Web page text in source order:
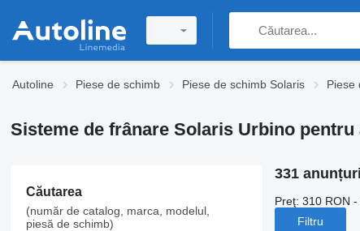
Autoline Piese de schimb Piese de schimb Solaris Piese
Sisteme de frânare Solaris Urbino pentru
Căutarea
(număr de catalog, marca, modelul,
piesă de schimb)
331
Preţ: 310 RON
Filtru